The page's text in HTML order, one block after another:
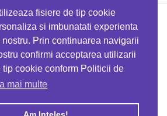
fisiere de tip cookie
si imbunatati experienta
nostru. Prin continuarea navigarii
confirmi acceptarea utilizarii
tip cookie conform Politicii de
mai multe
orice comandă folosind codul
EATTRACK
Profită acum